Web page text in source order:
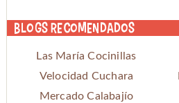
Blogs recomendados
Las María Cocinillas
Velocidad Cuchara
Mercado Calabajío